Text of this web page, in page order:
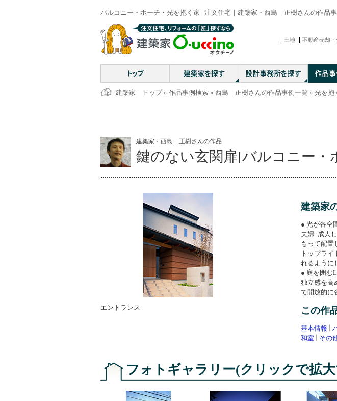
バルコニー・ポーチ・光を抱く家 | 注文住宅｜建築家・西島 正樹さんの作品事
土地 不動産売却・
建築家 トップ» 作品事例検索 » 西島 正樹さんの作品事例一覧 » 光を抱
建築家・西島 正樹さんの作品
鍵のない玄関扉[バルコニー・
エントランス
建築家
● 光が各空
夫婦+成人
もって配置
トップラ
れるように
● 庭を囲む
独立感を高
て開放的に
この作
基本情報
和室
その
フォトギャラリー(クリックで拡